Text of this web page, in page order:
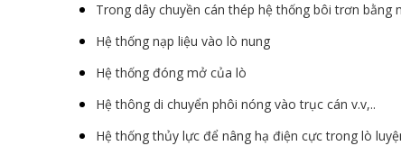
Trong dây chuyền cán thép hệ thống bôi trơn bằng
Hệ thống nạp liệu vào lò nung
Hệ thống đóng mở của lò
Hệ thông di chuyển phôi nóng vào trục cán v.v,..
Hệ thống thủy lực để nâng hạ điện cực trong lò